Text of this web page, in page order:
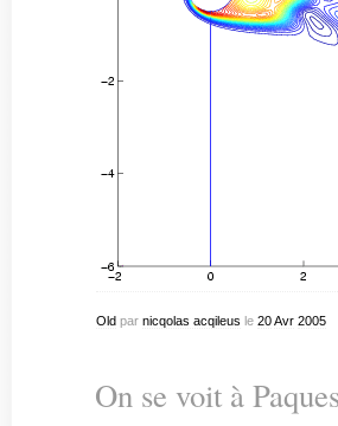
Oldpar nicqolas acqileus le 20 Avr 2005
On se voit à